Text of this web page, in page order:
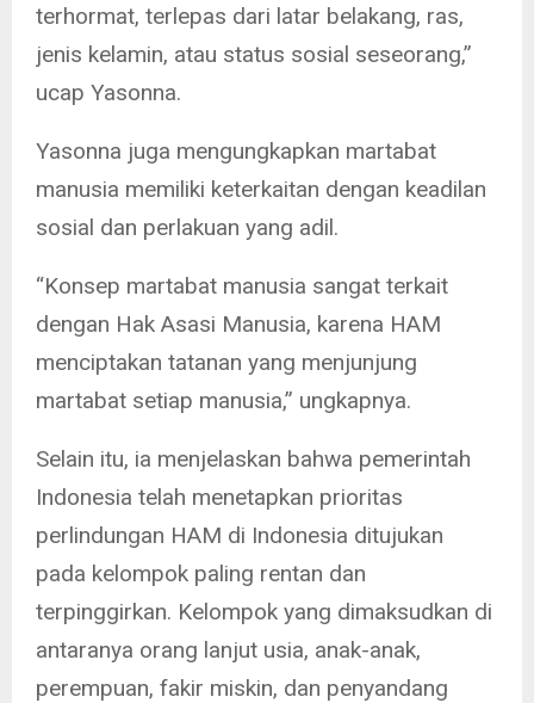
terhormat, terlepas dari latar belakang, ras,
jenis kelamin, atau status sosial seseorang,”
ucap Yasonna.
Yasonna juga mengungkapkan martabat
manusia memiliki keterkaitan dengan keadilan
sosial dan perlakuan yang adil.
“Konsep martabat manusia sangat terkait
dengan Hak Asasi Manusia, karena HAM
menciptakan tatanan yang menjunjung
martabat setiap manusia,” ungkapnya.
Selain itu, ia menjelaskan bahwa pemerintah
Indonesia telah menetapkan prioritas
perlindungan HAM di Indonesia ditujukan
pada kelompok paling rentan dan
terpinggirkan. Kelompok yang dimaksudkan di
antaranya orang lanjut usia, anak-anak,
perempuan, fakir miskin, dan penyandang